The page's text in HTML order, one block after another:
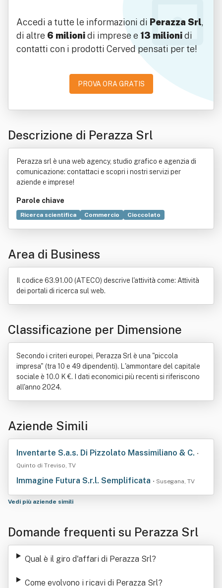
Accedi a tutte le informazioni di Perazza Srl,
di altre 6 milionidi imprese e 13 milionidi
contatti con i prodotti Cerved pensati per te!
PROVA ORA GRATIS
Descrizione di Perazza Srl
Perazza srl è una web agency, studio grafico e agenzia di
comunicazione: contattaci e scopri i nostri servizi per
aziende e imprese!
Parole chiave
Ricerca scientifica Commercio
Cioccolato
Benetton Treviso
Creatività
Consiglio dell'Unione europea
Locazione
Multimedialità Promozione
Area di Business
Il codice 63.91.00 (ATECO) descrive l'attività come: Attività
dei portali di ricerca sul web.
Classificazione per Dimensione
Secondo i criteri europei, Perazza Srl è una "piccola
impresa" (tra 10 e 49 dipendenti). L'ammontare del capitale
sociale è 10.0 K €. I dati economici più recenti si riferiscono
all'anno 2024.
Aziende Simili
Inventarte S.a.s. Di Pizzolato Massimiliano & C. •
Quinto di Treviso, TV
Immagine Futura S.r.l. Semplificata • Susegana, TV
Vedi più aziende simili
Domande frequenti su Perazza Srl
Qual è il giro d'affari di Perazza Srl?
Come evolvono i ricavi di Perazza Srl?